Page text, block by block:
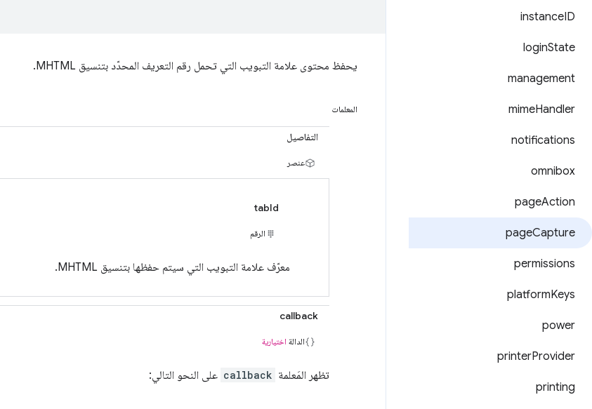
instanceID
loginState
management
mimeHandler
notifications
omnibox
pageAction
pageCapture
permissions
platformKeys
power
printerProvider
printing
يحفظ محتوى علامة التبويب التي تحمل رقم التعريف المحدّد بتنسيق MHTML.
المعلمات
التفاصيل
عنصر
tabId
الرقم
معرّف علامة التبويب التي سيتم حفظها بتنسيق MHTML.
callback
الدالة اختيارية
تظهر المَعلمة callback على النحو التالي: